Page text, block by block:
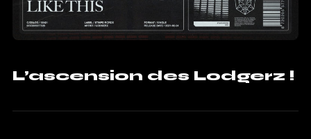
L’ascension des Lodgerz !